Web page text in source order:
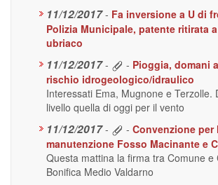
11/12/2017 - Fa inversione a U di
Polizia Municipale, patente ritirata
ubriaco
11/12/2017 - - Pioggia, domani
rischio idrogeologico/idraulico
Interessati Ema, Mugnone e Terzolle.
livello quella di oggi per il vento
11/12/2017 - - Convenzione per
manutenzione Fosso Macinante e
Questa mattina la firma tra Comune e
Bonifica Medio Valdarno